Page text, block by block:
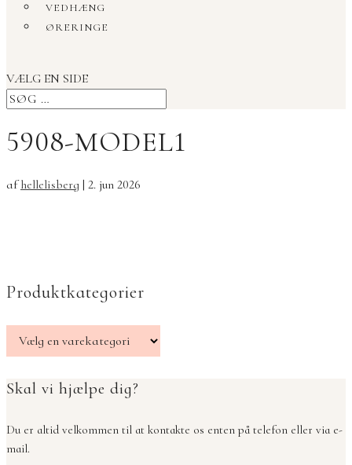
VEDHÆNG
ØRERINGE
VÆLG EN SIDE
5908-MODEL1
afhellelisberg | 2. jun 2026
Produktkategorier
Skal vi hjælpe dig?
Du er altid velkommen til at kontakte os enten på telefon eller via e-
mail.